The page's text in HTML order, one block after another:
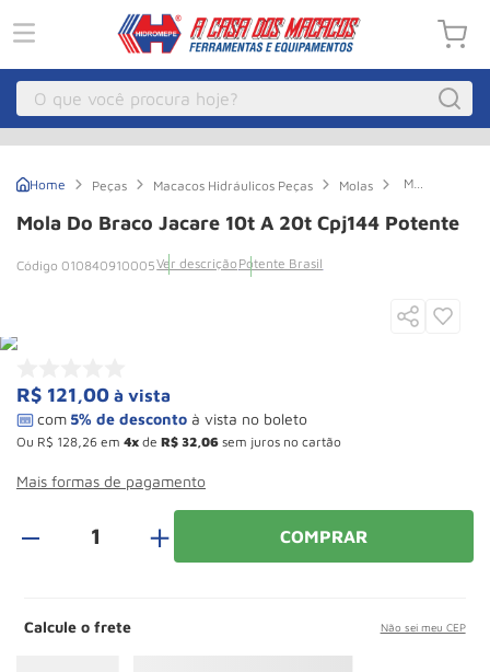
O que você procura hoje?
Peças Macacos Hidráulicos Peças Molas
Mola
Braco
Jacare
Potente
Mola Do Braco Jacare 10t A 20t Cpj144 Potente
010840910005Ver descrição Potente Brasil
R$ 121,00 à vista
Ou R$ 128 26 em 4 de R$ 32 06 sem juros no cartão
Mais formas de pagamento
＋ COMPRAR
Calcule o frete Não sei meu CEP
Guincho Eletrico
3 Macaco Hidraulico
4º Talha Eletrica
7 Macaco
8º Rodizio